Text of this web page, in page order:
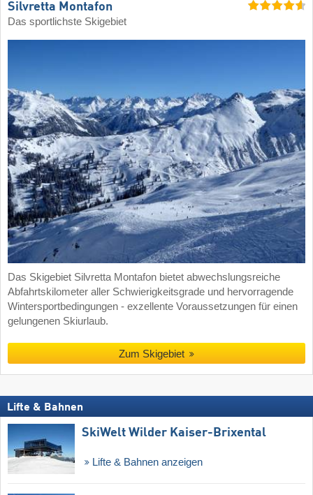
Silvretta Montafon
Das sportlichste Skigebiet
Das Skigebiet Silvretta Montafon bietet abwechslungsreiche
Abfahrtskilometer aller Schwierigkeitsgrade und hervorragende
Wintersportbedingungen - exzellente Voraussetzungen für einen
gelungenen Skiurlaub.
Zum Skigebiet
Lifte & Bahnen
SkiWelt Wilder Kaiser-Brixental
Lifte & Bahnen anzeigen